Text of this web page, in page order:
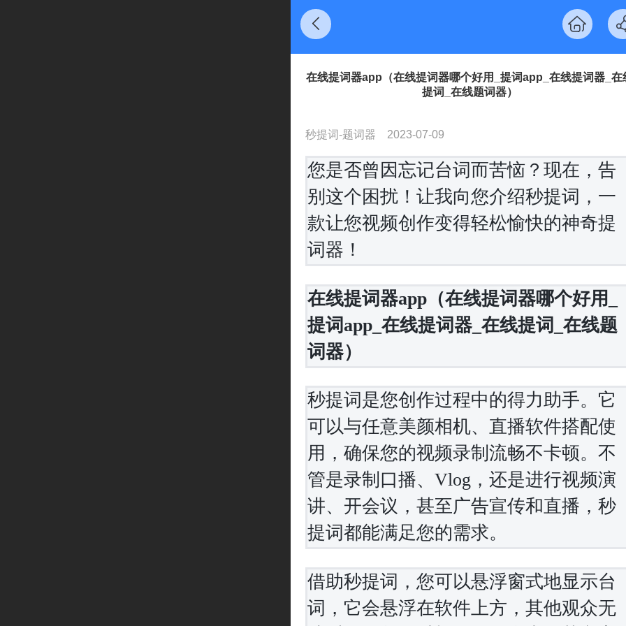
在线提词器app（在线提词器哪个好用_提词app_在线提词器_在
提词_在线题词器）
秒提词-题词器 2023-07-09
您是否曾因忘记台词而苦恼？现在，告
别这个困扰！让我向您介绍秒提词，一
款让您视频创作变得轻松愉快的神奇提
词器！
在线提词器app（在线提词器哪个好用_
提词app_在线提词器_在线提词_在线题
词器）
秒提词是您创作过程中的得力助手。它
可以与任意美颜相机、直播软件搭配使
用，确保您的视频录制流畅不卡顿。不
管是录制口播、Vlog，还是进行视频演
讲、开会议，甚至广告宣传和直播，秒
提词都能满足您的需求。
借助秒提词，您可以悬浮窗式地显示台
词，它会悬浮在软件上方，其他观众无